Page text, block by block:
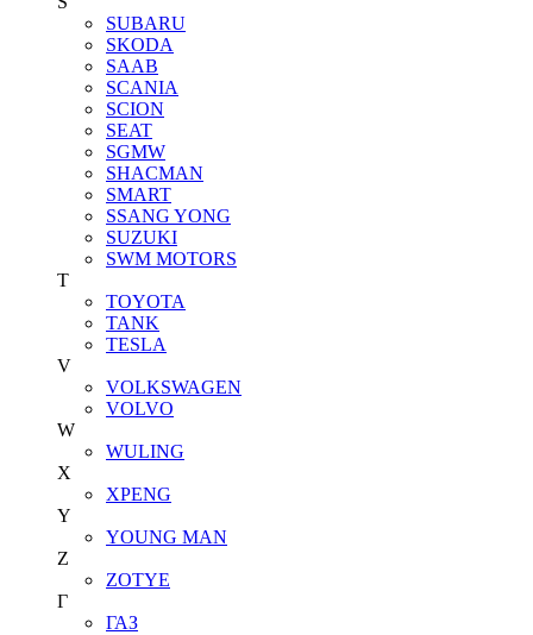
SUBARU
SKODA
SAAB
SCANIA
SCION
SEAT
SGMW
SHACMAN
SMART
SSANG YONG
SUZUKI
SWM MOTORS
T
TOYOTA
TANK
TESLA
V
VOLKSWAGEN
VOLVO
W
WULING
X
XPENG
Y
YOUNG MAN
Z
ZOTYE
Г
ГАЗ